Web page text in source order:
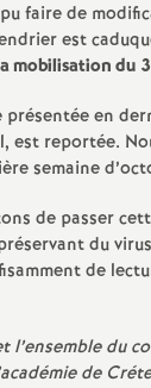
faire de
est
mobilisation du
présentée en
est reportée.
semaine
de passer
du
de
l’ensemble du
de